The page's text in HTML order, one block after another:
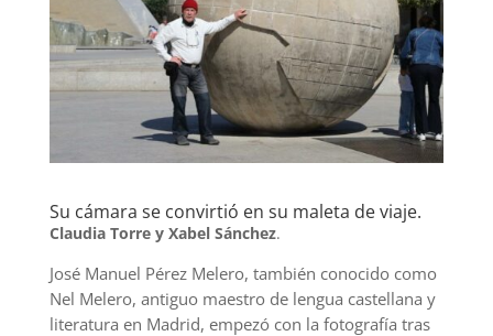
Su cámara se convirtió en su maleta de viaje.
Claudia Torre y Xabel Sánchez.
José Manuel Pérez Melero, también conocido como
Nel Melero, antiguo maestro de lengua castellana y
literatura en Madrid, empezó con la fotografía tras